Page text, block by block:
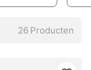
26 Producten